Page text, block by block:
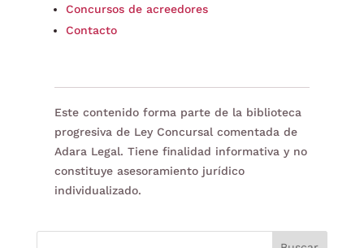
Concursos de acreedores
Contacto
Este contenido forma parte de la biblioteca
progresiva de Ley Concursal comentada de
Adara Legal. Tiene finalidad informativa y no
constituye asesoramiento jurídico
individualizado.